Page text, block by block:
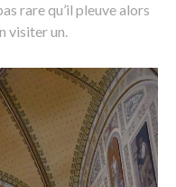
rare qu’il pleuve alors
visiter un.